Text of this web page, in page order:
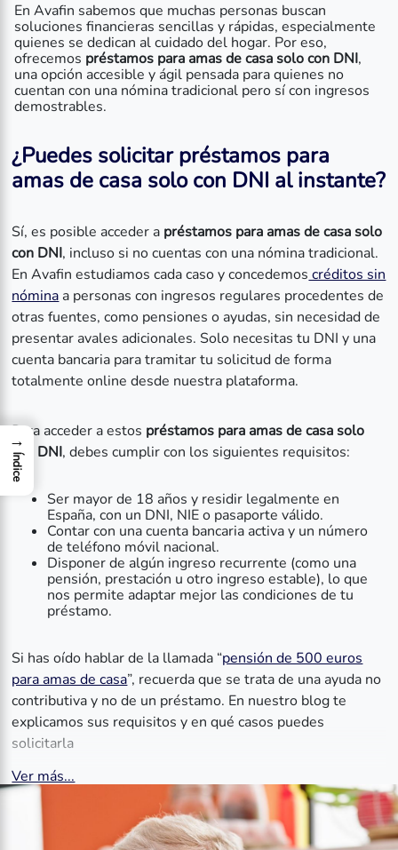
En Avafin sabemos que muchas personas buscan
soluciones financieras sencillas y rápidas, especialmente
quienes se dedican al cuidado del hogar. Por eso,
ofrecemos préstamos para amas de casa solo con DNI,
una opción accesible y ágil pensada para quienes no
cuentan con una nómina tradicional pero sí con ingresos
demostrables.
¿Puedes solicitar préstamos para
amas de casa solo con DNI al instante?
Sí, es posible acceder a préstamos para amas de casa solo
con DNI, incluso si no cuentas con una nómina tradicional.
En Avafin estudiamos cada caso y concedemos créditos sin
nómina a personas con ingresos regulares procedentes de
otras fuentes, como pensiones o ayudas, sin necesidad de
presentar avales adicionales. Solo necesitas tu DNI y una
cuenta bancaria para tramitar tu solicitud de forma
totalmente online desde nuestra plataforma.
Para acceder a estos préstamos para amas de casa solo
con DNI, debes cumplir con los siguientes requisitos:
Ser mayor de 18 años y residir legalmente en
España, con un DNI, NIE o pasaporte válido.
Contar con una cuenta bancaria activa y un número
de teléfono móvil nacional.
Disponer de algún ingreso recurrente (como una
pensión, prestación u otro ingreso estable), lo que
nos permite adaptar mejor las condiciones de tu
préstamo.
Si has oído hablar de la llamada “pensión de 500 euros
para amas de casa”, recuerda que se trata de una ayuda no
contributiva y no de un préstamo. En nuestro blog te
explicamos sus requisitos y en qué casos puedes
solicitarla
Ver más...
→
Índice